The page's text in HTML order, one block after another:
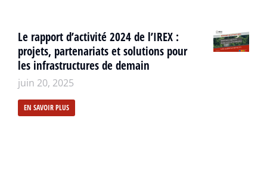
Le rapport d’activité 2024 de l’IREX :
projets, partenariats et solutions pour
les infrastructures de demain
juin 20, 2025
EN SAVOIR PLUS